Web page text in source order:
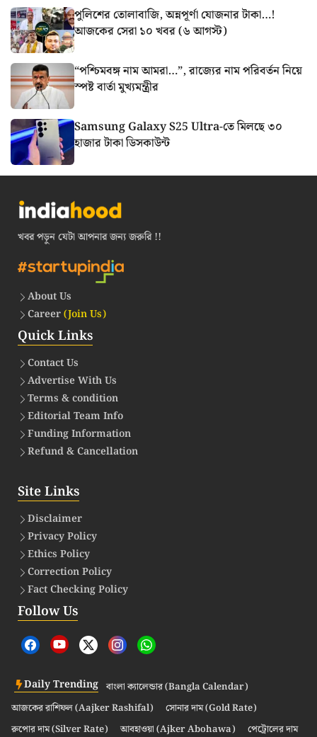
পুলিশের তোলাবাজি, অন্নপূর্ণা যোজনার টাকা…!
আজকের সেরা ১০ খবর (৬ আগস্ট)
“পশ্চিমবঙ্গ নাম আমরা…”, রাজ্যের নাম পরিবর্তন নিয়ে
স্পষ্ট বার্তা মুখ্যমন্ত্রীর
Samsung Galaxy S25 Ultra-তে মিলছে ৩০
হাজার টাকা ডিসকাউন্ট
খবর পড়ুন যেটা আপনার জন্য জরুরি !!
About Us
Career(Join Us)
Quick Links
Contact Us
Advertise With Us
Terms & condition
Editorial Team Info
Funding Information
Refund & Cancellation
Site Links
Disclaimer
Privacy Policy
Ethics Policy
Correction Policy
Fact Checking Policy
Follow Us
Daily Trending বাংলা ক্যালেন্ডার (Bangla Calendar)
আজকের রাশিফল (Aajker Rashifal)
সোনার দাম (Gold Rate)
রুপোর দাম (Silver Rate)
আবহাওয়া (Ajker Abohawa) পেট্রোলের দাম